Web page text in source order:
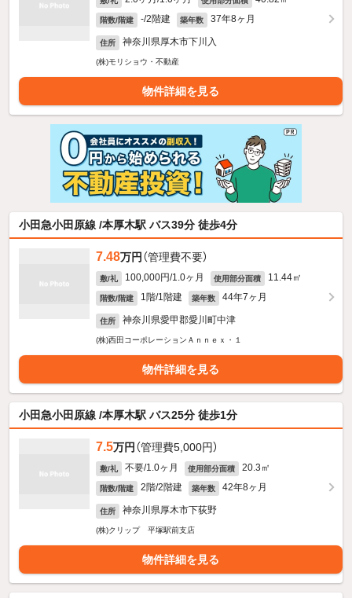
階数/階建 -/2階建 築年数 37年8ヶ月
住所 神奈川県厚木市下川入
(株)モリショウ・不動産
物件詳細を見る
小田急小田原線 /本厚木駅 バス39分 徒歩4分
7.48万円 （管理費不要）
敷/礼 100,000円/1.0ヶ月 使用部分面積 11.44㎡
階数/階建 1階/1階建 築年数 44年7ヶ月
住所 神奈川県愛甲郡愛川町中津
(株)西田コーポレーションＡｎｎｅｘ・１
物件詳細を見る
小田急小田原線 /本厚木駅 バス25分 徒歩1分
7.5万円 （管理費5,000円）
敷/礼 不要/1.0ヶ月 使用部分面積 20.3㎡
階数/階建 2階/2階建 築年数 42年8ヶ月
住所 神奈川県厚木市下荻野
(株)クリップ 平塚駅前支店
物件詳細を見る